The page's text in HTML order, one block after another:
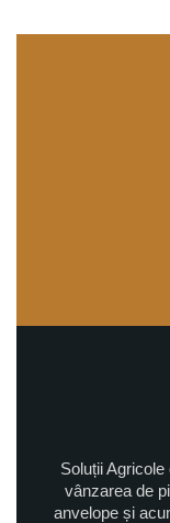
Soluții
vânzarea de
anvelope și